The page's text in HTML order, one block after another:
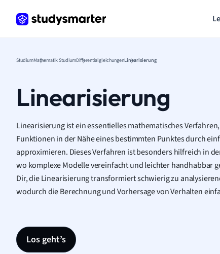
StudiumMathematik StudiumDifferentialgleichungenLinearisierung
Linearisierung
Linearisierung ist ein essentielles mathematisches
Funktionen in der Nähe eines bestimmten Punktes durch
approximieren. Dieses Verfahren ist besonders hilfreich in
wo komplexe Modelle vereinfacht und leichter handhabbar
Dir, die Linearisierung transformiert schwierig zu
wodurch die Berechnung und Vorhersage von Verhalten
Los geht’s